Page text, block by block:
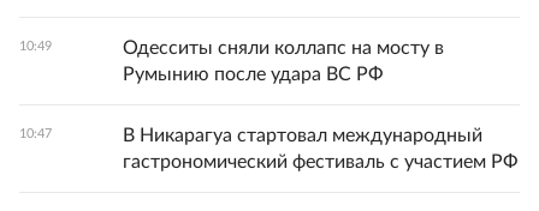
10:49
Одесситы сняли коллапс на мосту в
Румынию после удара ВС РФ
10:47
В Никарагуа стартовал международный
гастрономический фестиваль с участием РФ